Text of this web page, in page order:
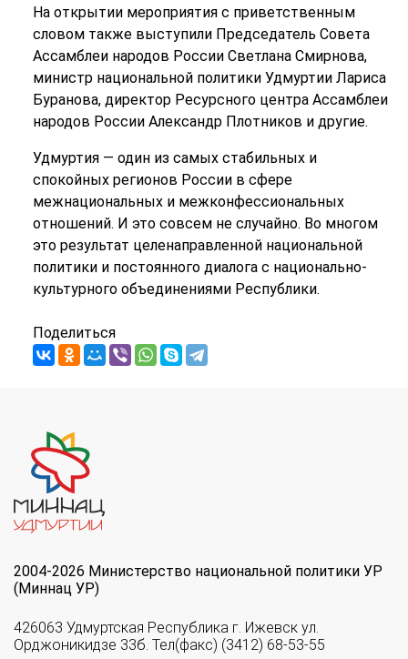
На открытии мероприятия с приветственным
словом также выступили Председатель Совета
Ассамблеи народов России Светлана Смирнова,
министр национальной политики Удмуртии Лариса
Буранова, директор Ресурсного центра Ассамблеи
народов России Александр Плотников и другие.
Удмуртия — один из самых стабильных и
спокойных регионов России в сфере
межнациональных и межконфессиональных
отношений. И это совсем не случайно. Во многом
это результат целенаправленной национальной
политики и постоянного диалога с национально-
культурного объединениями Республики.
Поделиться
2004-2026 Министерство национальной политики УР
(Миннац УР)
426063 Удмуртская Республика г. Ижевск ул.
Орджоникидзе 33б. Тел(факс) (3412) 68-53-55